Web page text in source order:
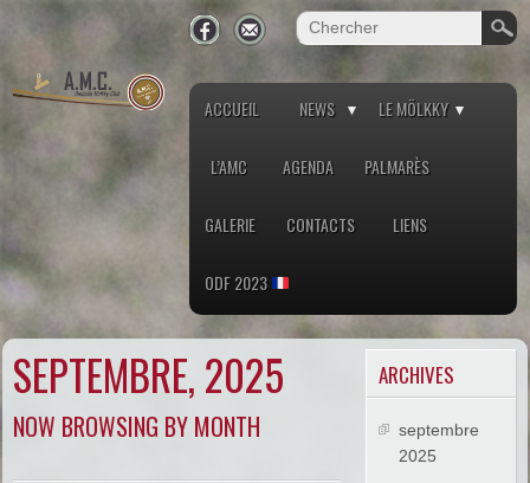
ACCUEIL NEWS LE MÖLKKY
L’AMC AGENDA PALMARÈS
GALERIE CONTACTS LIENS
ODF 2023
SEPTEMBRE, 2025
NOW BROWSING BY MONTH
ARCHIVES
septembre
2025